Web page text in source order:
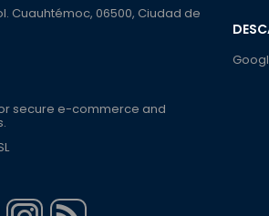
Cuauhtémoc, 06500, Ciudad de
secure e-commerce and